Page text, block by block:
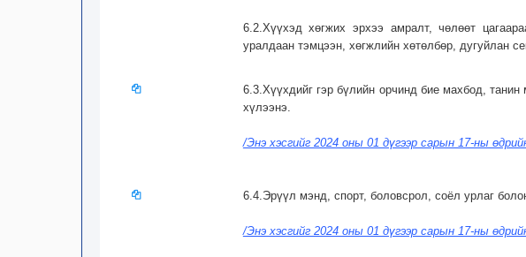
6.2.Хүүхэд хөгжих эрхээ амралт, чөлөөт
уралдаан тэмцээн, хөгжлийн хөтөлбөр, дугуйлан
6.3.Хүүхдийг гэр бүлийн орчинд бие махбод,
хүлээнэ.
/Энэ хэсгийг 2024 оны 01 дүгээр сарын 17-ны
6.4.Эрүүл мэнд, спорт, боловсрол, соёл урлаг
/Энэ хэсгийг 2024 оны 01 дүгээр сарын 17-ны